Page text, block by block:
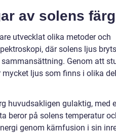
av solens färg
utvecklat olika metoder och
där solens ljus
Genom att
ljus som finns i olika
huvudsakligen gulaktig, med
beror på solens temperatur
genom kärnfusion i sin